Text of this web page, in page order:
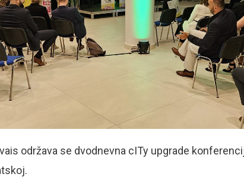
održava se dvodnevna cITy upgrade